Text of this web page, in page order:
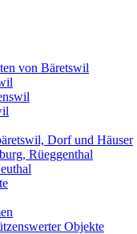
von Bäretswil
Dorf und Häuser
Rüeggenthal
Objekte